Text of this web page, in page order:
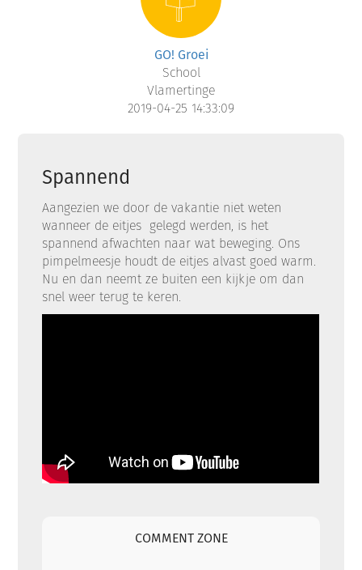
GO! Groei
School
Vlamertinge
2019-04-25 14:33:09
Spannend
Aangezien we door de vakantie niet weten
wanneer de eitjes gelegd werden, is het
spannend afwachten naar wat beweging. Ons
pimpelmeesje houdt de eitjes alvast goed warm.
Nu en dan neemt ze buiten een kijkje om dan
snel weer terug te keren.
COMMENT ZONE